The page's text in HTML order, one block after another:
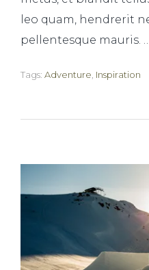
leo quam, hendrerit
pellentesque mauris.
Tags: Adventure, Inspiration